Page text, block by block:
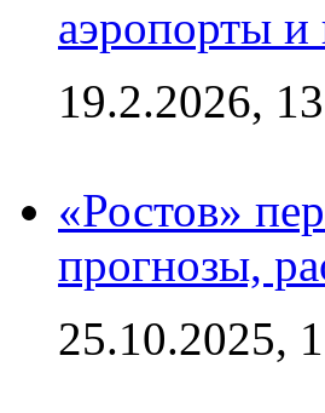
аэропорты и
19.2.2026,
«Ростов»
прогнозы,
25.10.2025,